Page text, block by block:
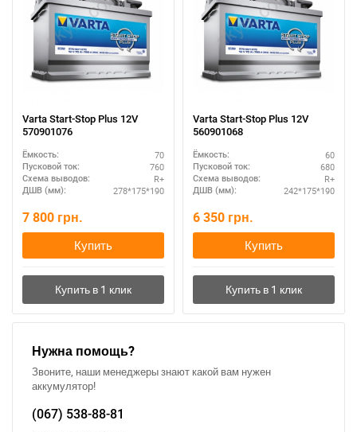
Varta Start-Stop Plus 12V
570901076
Ёмкость: 70
Пусковой ток: 760
Схема выводов: R+
ДШВ (мм): 278*175*190
7 800 грн.
Купить
Varta Start-Stop Plus 12V
560901068
Ёмкость: 60
Пусковой ток: 680
Схема выводов: R+
ДШВ (мм): 242*175*190
6 350 грн.
Купить
Нужна помощь?
Звоните, наши менеджеры знают какой вам нужен
аккумулятор!
(067) 538-88-81